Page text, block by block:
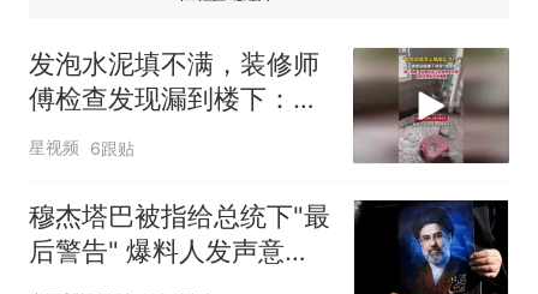
试前13名均遭淘汰？教育局：
已叫停招聘，成立调查组全面
核查
台风"白海豚"中心附近最大风
力已达15级 最新研判
那个在床头放菜刀的女孩，
人生
发泡水泥填不满，装修师
傅检查发现漏到楼下：出
风口未延伸到外墙
星视频 6跟贴
穆杰塔巴被指给总统下"最
后警告" 爆料人发声意味
深长